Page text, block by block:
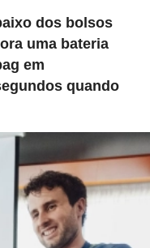
dos bolsos
uma bateria
em
quando